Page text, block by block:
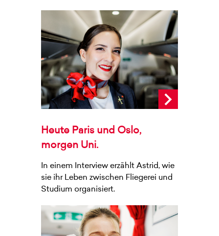
Heute Paris und Oslo,
morgen Uni.
In einem Interview erzählt Astrid, wie
sie ihr Leben zwischen Fliegerei und
Studium organisiert.